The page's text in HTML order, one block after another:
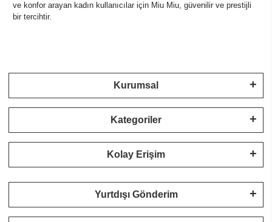
ve konfor arayan kadın kullanıcılar için Miu Miu, güvenilir ve prestijli
bir tercihtir.
Kurumsal
Kategoriler
Kolay Erişim
Yurtdışı Gönderim